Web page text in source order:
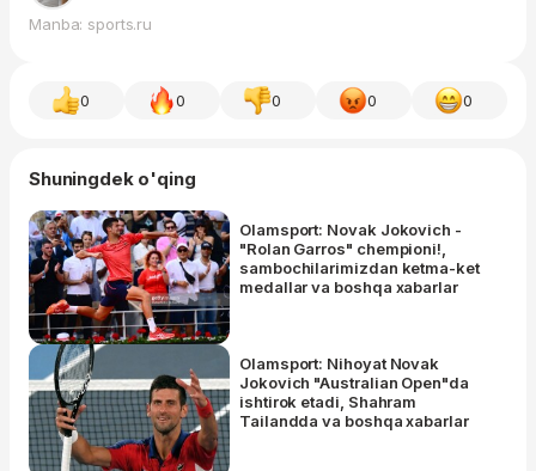
Manba: sports.ru
0 0 0 0 0
Shuningdek o'qing
Olamsport: Novak Jokovich -
"Rolan Garros" chempioni!,
sambochilarimizdan ketma-ket
medallar va boshqa xabarlar
Olamsport: Nihoyat Novak
Jokovich "Australian Open"da
ishtirok etadi, Shahram
Tailandda va boshqa xabarlar